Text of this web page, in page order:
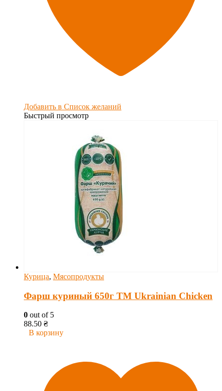
Добавить в Список желаний
Быстрый просмотр
Курица, Мясопродукты
Фарш куриный 650г ТМ Ukrainian Chicken
0 out of 5
88.50 ₴
В корзину